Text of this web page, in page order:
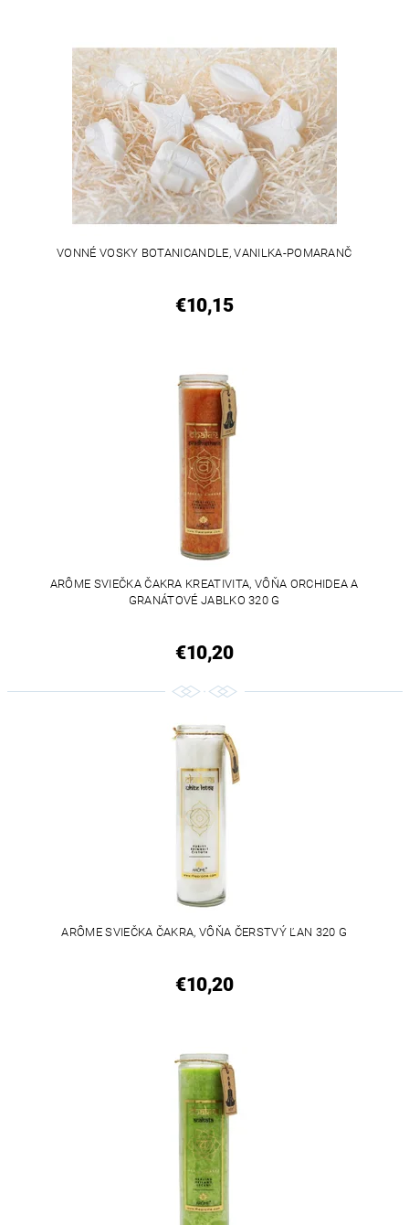
VONNÉ VOSKY BOTANICANDLE, VANILKA-POMARANČ
€10,15
ARÔME SVIEČKA ČAKRA KREATIVITA, VÔŇA ORCHIDEA A
GRANÁTOVÉ JABLKO 320 G
€10,20
ARÔME SVIEČKA ČAKRA, VÔŇA ČERSTVÝ ĽAN 320 G
€10,20